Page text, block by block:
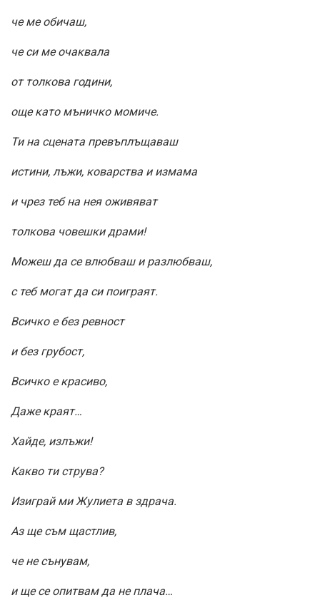
че ме обичаш,
че си ме очаквала
от толкова години,
още като мъничко момиче.
Ти на сцената превъплъщаваш
истини, лъжи, коварства и измама
и чрез теб на нея оживяват
толкова човешки драми!
Можеш да се влюбваш и разлюбваш,
с теб могат да си поиграят.
Всичко е без ревност
и без грубост,
Всичко е красиво,
Даже краят…
Хайде, излъжи!
Какво ти струва?
Изиграй ми Жулиета в здрача.
Аз ще съм щастлив,
че не сънувам,
и ще се опитвам да не плача…